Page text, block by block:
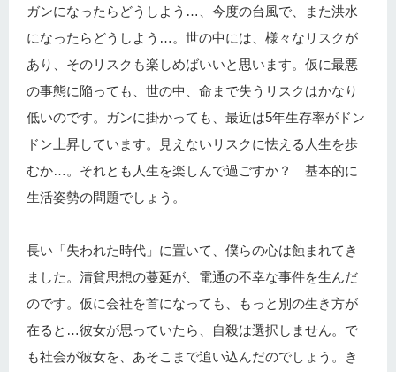
ガンになったらどうしよう…、今度の台風で、また洪水
になったらどうしよう…。世の中には、様々なリスクが
あり、そのリスクも楽しめばいいと思います。仮に最悪
の事態に陥っても、世の中、命まで失うリスクはかなり
低いのです。ガンに掛かっても、最近は5年生存率がドン
ドン上昇しています。見えないリスクに怯える人生を歩
むか…。それとも人生を楽しんで過ごすか？ 基本的に
生活姿勢の問題でしょう。
長い「失われた時代」に置いて、僕らの心は蝕まれてき
ました。清貧思想の蔓延が、電通の不幸な事件を生んだ
のです。仮に会社を首になっても、もっと別の生き方が
在ると…彼女が思っていたら、自殺は選択しません。で
も社会が彼女を、あそこまで追い込んだのでしょう。き